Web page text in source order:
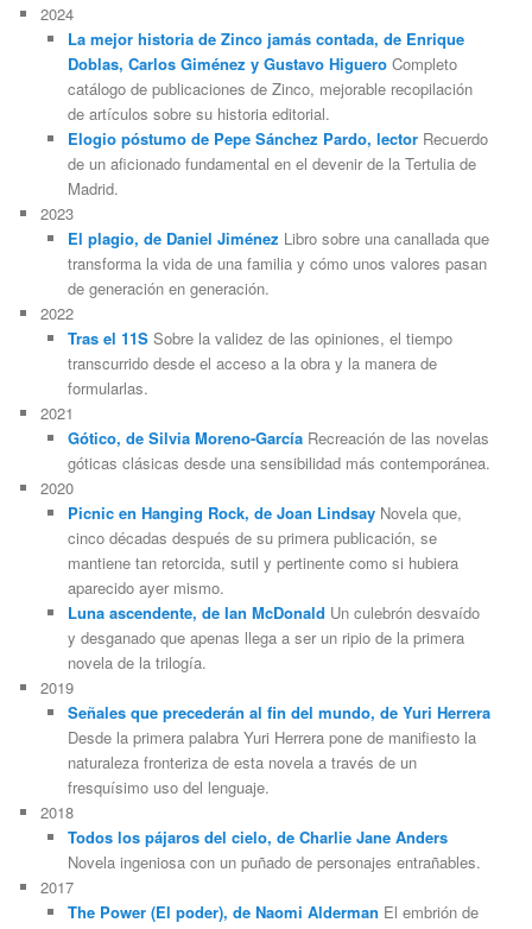
2024
La mejor historia de Zinco jamás contada, de Enrique
Doblas, Carlos Giménez y Gustavo HigueroCompleto
catálogo de publicaciones de Zinco, mejorable recopilación
de artículos sobre su historia editorial.
Elogio póstumo de Pepe Sánchez Pardo, lectorRecuerdo
de un aficionado fundamental en el devenir de la Tertulia de
Madrid.
2023
El plagio, de Daniel Jiménez Libro sobre una canallada que
transforma la vida de una familia y cómo unos valores pasan
de generación en generación.
2022
Tras el 11SSobre la validez de las opiniones, el tiempo
transcurrido desde el acceso a la obra y la manera de
formularlas.
2021
Gótico, de Silvia Moreno-GarcíaRecreación de las novelas
góticas clásicas desde una sensibilidad más contemporánea.
2020
Picnic en Hanging Rock, de Joan LindsayNovela que,
cinco décadas después de su primera publicación, se
mantiene tan retorcida, sutil y pertinente como si hubiera
aparecido ayer mismo.
Luna ascendente, de Ian McDonald Un culebrón desvaído
y desganado que apenas llega a ser un ripio de la primera
novela de la trilogía.
2019
Señales que precederán al fin del mundo, de Yuri Herrera
Desde la primera palabra Yuri Herrera pone de manifiesto la
naturaleza fronteriza de esta novela a través de un
fresquísimo uso del lenguaje.
2018
Todos los pájaros del cielo, de Charlie Jane Anders
Novela ingeniosa con un puñado de personajes entrañables.
2017
The Power (El poder), de Naomi Alderman El embrión de